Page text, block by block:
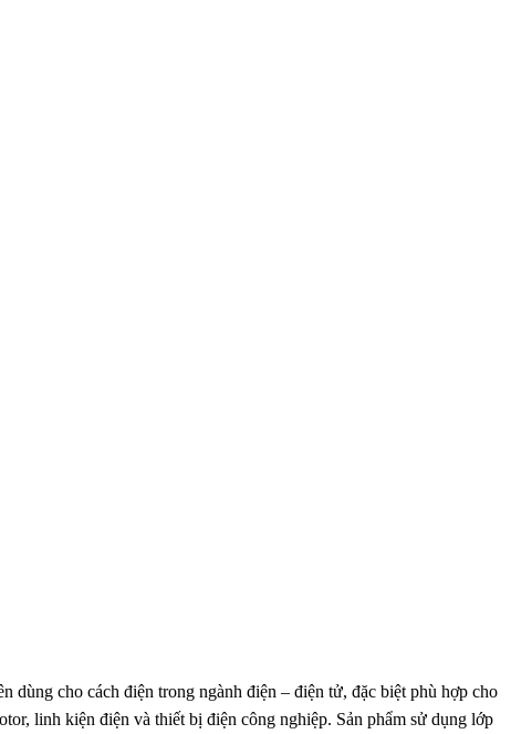
dùng cho cách điện trong ngành điện – điện tử, đặc biệt phù hợp cho
linh kiện điện và thiết bị điện công nghiệp. Sản phẩm sử dụng lớp